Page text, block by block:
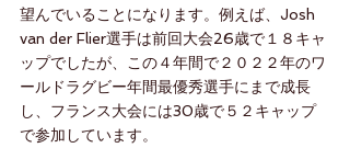
望んでいることになります。例えば、Josh
van der Flier選手は前回大会26歳で１８キャ
ップでしたが、この４年間で２０２２年のワ
ールドラグビー年間最優秀選手にまで成長
し、フランス大会には30歳で５２キャップ
で参加しています。